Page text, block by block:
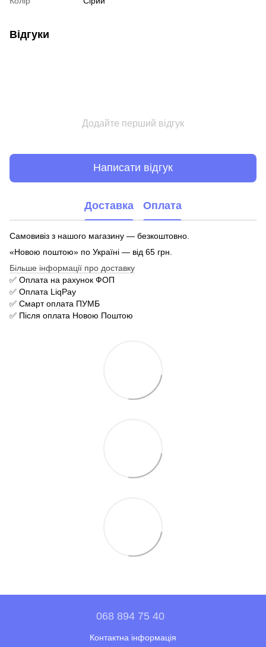
Відгуки
Додайте перший відгук
Написати відгук
Доставка Оплата
Самовивіз з нашого магазину — безкоштовно.
«Новою поштою» по Україні — від 65 грн.
Більше інформації про доставку
✅ Оплата на рахунок ФОП
✅ Оплата LiqPay
✅ Смарт оплата ПУМБ
✅ Після оплата Новою Поштою
068 894 75 40
Контактна інформація